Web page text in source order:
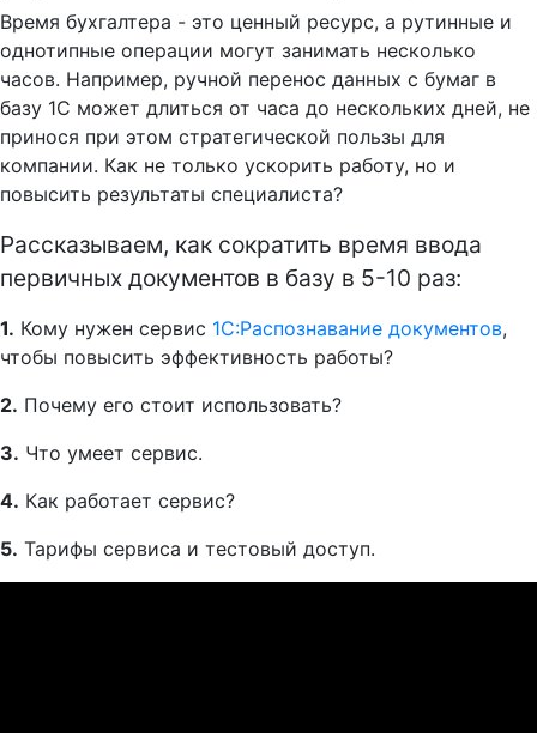
Время бухгалтера - это ценный ресурс, а рутинные и
однотипные операции могут занимать несколько
часов. Например, ручной перенос данных с бумаг в
базу 1С может длиться от часа до нескольких дней, не
принося при этом стратегической пользы для
компании. Как не только ускорить работу, но и
повысить результаты специалиста?
Рассказываем, как сократить время ввода
первичных документов в базу в 5-10 раз:
1. Кому нужен сервис 1С:Распознавание документов,
чтобы повысить эффективность работы?
2. Почему его стоит использовать?
3. Что умеет сервис.
4. Как работает сервис?
5. Тарифы сервиса и тестовый доступ.